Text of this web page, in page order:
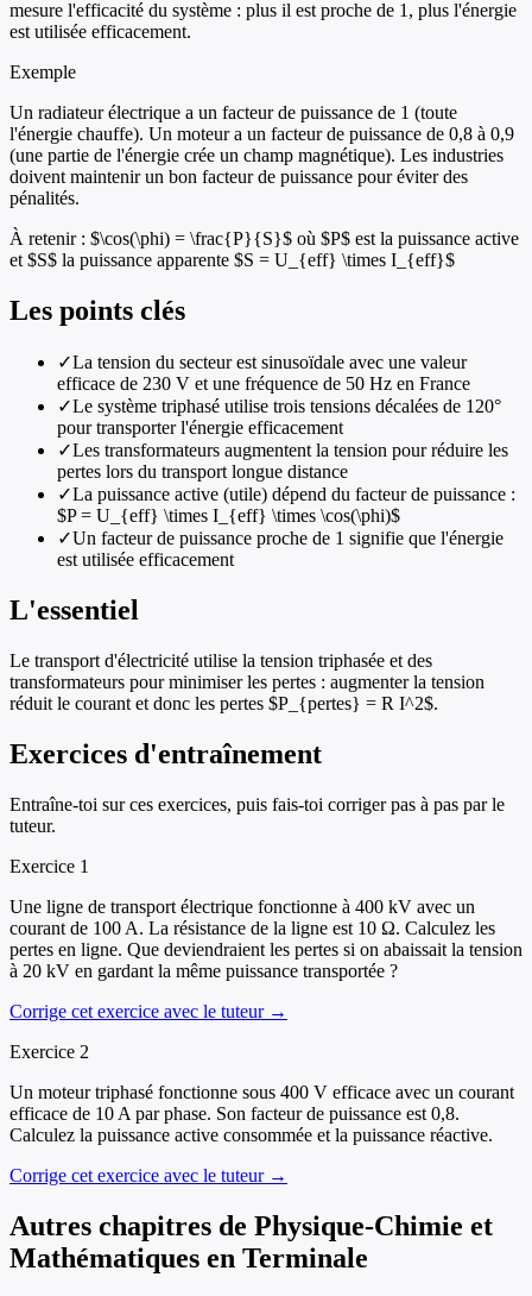
mesure l'efficacité du système : plus il est proche de 1, plus l'énergie
est utilisée efficacement.
Exemple
Un radiateur électrique a un facteur de puissance de 1 (toute
l'énergie chauffe). Un moteur a un facteur de puissance de 0,8 à 0,9
(une partie de l'énergie crée un champ magnétique). Les industries
doivent maintenir un bon facteur de puissance pour éviter des
pénalités.
À retenir : $\cos(\phi) = \frac{P}{S}$ où $P$ est la puissance active
et $S$ la puissance apparente $S = U_{eff} \times I_{eff}$
Les points clés
✓La tension du secteur est sinusoïdale avec une valeur
efficace de 230 V et une fréquence de 50 Hz en France
✓Le système triphasé utilise trois tensions décalées de 120°
pour transporter l'énergie efficacement
✓Les transformateurs augmentent la tension pour réduire les
pertes lors du transport longue distance
✓La puissance active (utile) dépend du facteur de puissance :
$P = U_{eff} \times I_{eff} \times \cos(\phi)$
✓Un facteur de puissance proche de 1 signifie que l'énergie
est utilisée efficacement
L'essentiel
Le transport d'électricité utilise la tension triphasée et des
transformateurs pour minimiser les pertes : augmenter la tension
réduit le courant et donc les pertes $P_{pertes} = R I^2$.
Exercices d'entraînement
Entraîne-toi sur ces exercices, puis fais-toi corriger pas à pas par le
tuteur.
Exercice 1
Une ligne de transport électrique fonctionne à 400 kV avec un
courant de 100 A. La résistance de la ligne est 10 Ω. Calculez les
pertes en ligne. Que deviendraient les pertes si on abaissait la tension
à 20 kV en gardant la même puissance transportée ?
Corrige cet exercice avec le tuteur →
Exercice 2
Un moteur triphasé fonctionne sous 400 V efficace avec un courant
efficace de 10 A par phase. Son facteur de puissance est 0,8.
Calculez la puissance active consommée et la puissance réactive.
Corrige cet exercice avec le tuteur →
Autres chapitres de Physique-Chimie et
Mathématiques en Terminale